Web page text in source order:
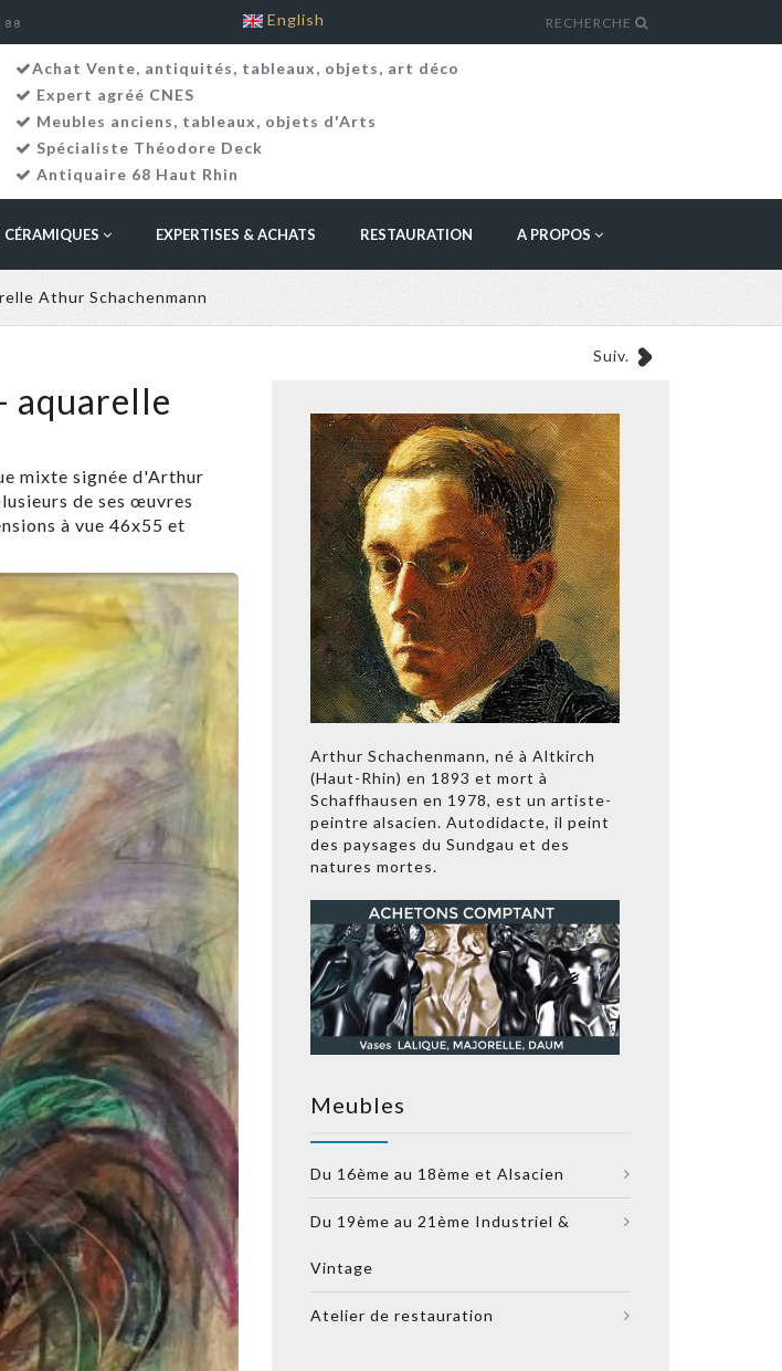
88 English RECHERCHE
Achat Vente, antiquités, tableaux, objets, art déco
Expert agréé CNES
Meubles anciens, tableaux, objets d'Arts
Spécialiste Théodore Deck
Antiquaire 68 Haut Rhin
CÉRAMIQUES EXPERTISES & ACHATS RESTAURATION A PROPOS
Athur Schachenmann
Suiv.
aquarelle
mixte signée d'Arthur
de ses œuvres
à vue 46x55 et
Arthur Schachenmann, né à Altkirch
(Haut-Rhin) en 1893 et mort à
Schaffhausen en 1978, est un artiste-
peintre alsacien. Autodidacte, il peint
des paysages du Sundgau et des
natures mortes.
Meubles
Du 16ème au 18ème et Alsacien
Du 19ème au 21ème Industriel &
Vintage
Atelier de restauration